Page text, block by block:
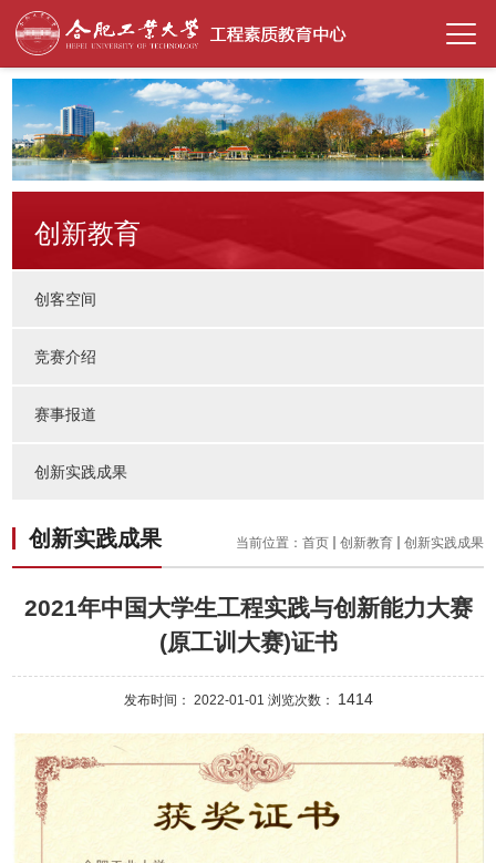
创新教育
创客空间
竞赛介绍
赛事报道
创新实践成果
创新实践成果 当前位置： 首页 创新教育 创新实践成果
2021年中国大学生工程实践与创新能力大赛
(原工训大赛)证书
发布时间： 2022-01-01 浏览次数： 1414